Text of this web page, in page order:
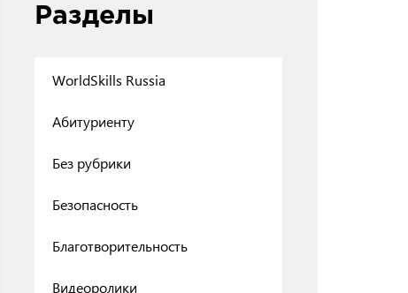
Разделы
WorldSkills Russia
Абитуриенту
Без рубрики
Безопасность
Благотворительность
Видеоролики